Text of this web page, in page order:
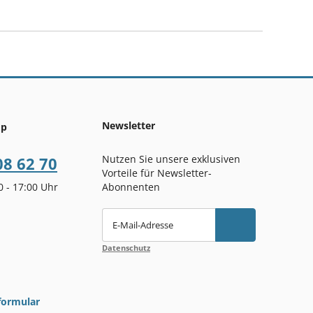
62 70
- 17:00 Uhr
Newsletter
Nutzen Sie unsere exklusiven
Vorteile für Newsletter-
Abonnenten
E-Mail-Adresse
Datenschutz